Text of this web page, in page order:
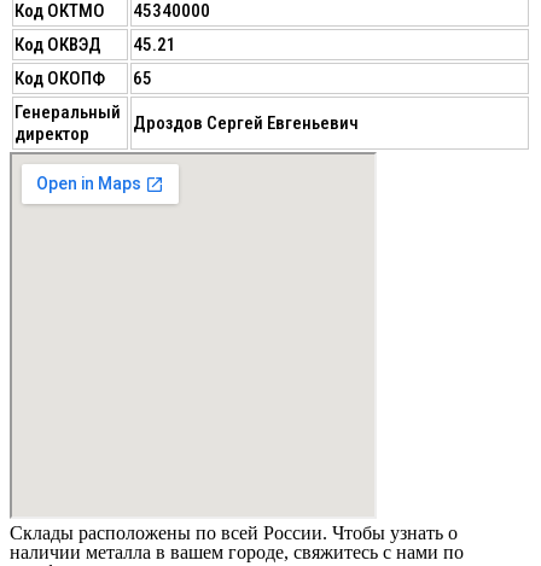
Код ОКТМО
45340000
Код ОКВЭД
45.21
Код ОКОПФ
65
Генеральный
директор
Дроздов Сергей Евгеньевич
Склады расположены по всей России. Чтобы узнать о
наличии металла в вашем городе, свяжитесь с нами по